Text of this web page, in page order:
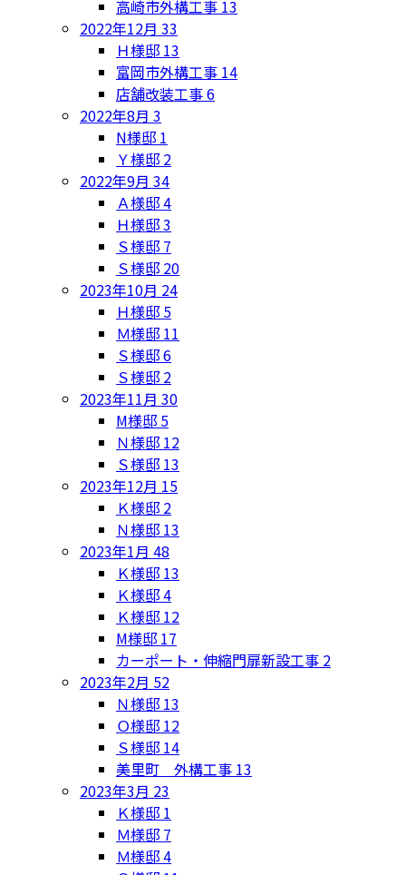
高崎市外構工事 13
2022年12月 33
Ｈ様邸 13
富岡市外構工事 14
店舗改装工事6
2022年8月 3
N様邸 1
Ｙ様邸 2
2022年9月 34
Ａ様邸4
Ｈ様邸3
Ｓ様邸 7
Ｓ様邸 20
2023年10月 24
Ｈ様邸 5
Ｍ様邸 11
Ｓ様邸6
Ｓ様邸 2
2023年11月 30
M様邸 5
Ｎ様邸 12
Ｓ様邸 13
2023年12月 15
Ｋ様邸 2
Ｎ様邸 13
2023年1月 48
Ｋ様邸 13
Ｋ様邸4
Ｋ様邸 12
M様邸 17
カーポート・伸縮門扉新設工事 2
2023年2月 52
Ｎ様邸 13
Ｏ様邸 12
Ｓ様邸 14
美里町 外構工事 13
2023年3月 23
Ｋ様邸 1
Ｍ様邸 7
Ｍ様邸4